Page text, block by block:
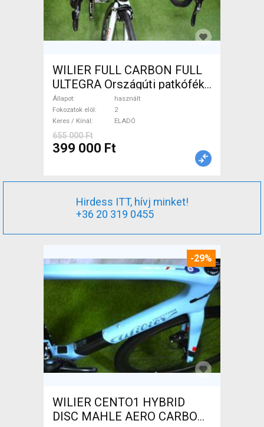
WILIER FULL CARBON FULL
ULTEGRA Országúti patkófék
használt ELADÓ
Állapot
használt
Fokozatok elöl
2
Keres / Kínál
ELADÓ
655 000 Ft
399 000 Ft
Hirdess ITT, hívj minket!
+36 20 319 0455
-29%
WILIER CENTO1 HYBRID
DISC MAHLE AERO CARBON